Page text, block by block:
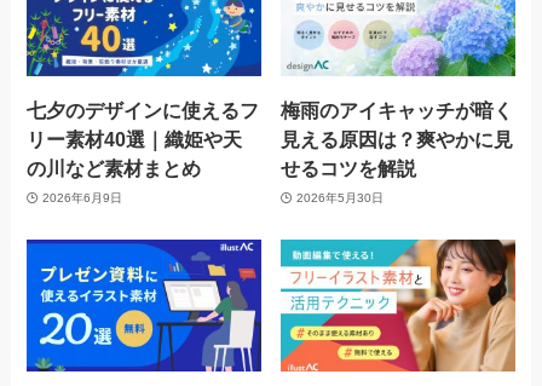
七夕のデザインに使えるフ
リー素材40選｜織姫や天
の川など素材まとめ
2026年6月9日
梅雨のアイキャッチが暗く
見える原因は？爽やかに見
せるコツを解説
2026年5月30日